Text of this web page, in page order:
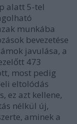
alatt 5-tel
munkába
bevezetése
javulása, a
473
most pedig
eltolódás
ez azt kellene,
nélkül új,
aminek a